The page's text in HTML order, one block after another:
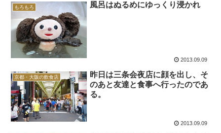
もろもろ 風呂はぬるめにゆっくり浸かれ
2013.09.09
京都・大阪の飲食店
昨日は三条会夜店に顔を出し、そ
のあと友達と食事へ行ったのであ
る。
2013.09.09